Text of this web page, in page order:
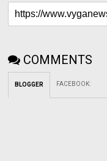
COMMENTS
BLOGGER FACEBOOK: